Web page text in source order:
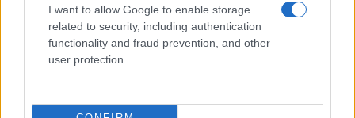
I want to allow Google to enable storage
related to security, including authentication
functionality and fraud prevention, and other
user protection.
A teliholdas erdőfürdő különleges lehetőség arra, hogy
megtapasztald a természet egy másik arcát. Ahogy sötétedik, a
látásunk háttérbe húzódik, és a többi érzékszervünk egyre
éberebbé válik. Felerősödnek a hangok, az illatok, a tapintás